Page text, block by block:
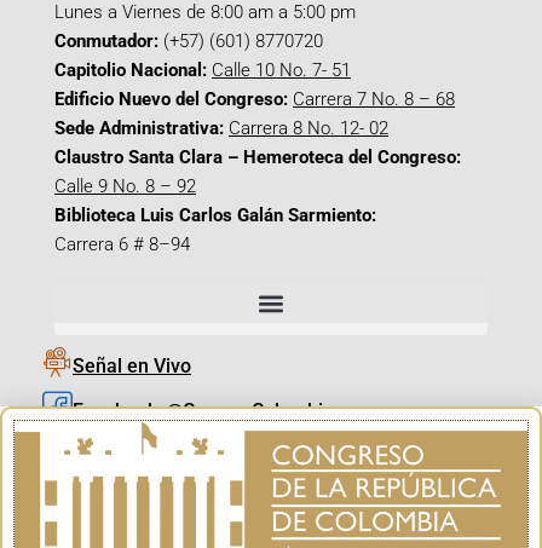
Lunes a Viernes de 8:00 am a 5:00 pm
Conmutador: (+57) (601) 8770720
Capitolio Nacional: Calle 10 No. 7- 51
Edificio Nuevo del Congreso: Carrera 7 No. 8 – 68
Sede Administrativa: Carrera 8 No. 12- 02
Claustro Santa Clara – Hemeroteca del Congreso:
Calle 9 No. 8 – 92
Biblioteca Luis Carlos Galán Sarmiento:
Carrera 6 # 8–94
Señal en Vivo
Facebook_@CamaraColombia
Instagram_@CamaraColombia
X_@CamaraColombia